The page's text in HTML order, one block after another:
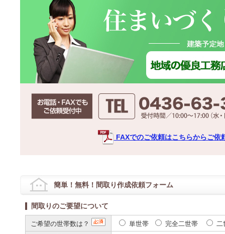
FAXでのご依頼はこちらからご依
簡単！無料！間取り作成依頼フォーム
間取りのご要望について
ご希望の世帯数は？ 単世帯 完全二世帯
二